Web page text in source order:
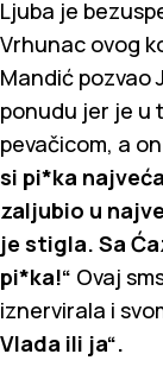
Ljuba je
Vrhunac ovog
Mandić pozvao
ponudu jer je u
pevačicom, a
si pi*ka
zaljubio u
je stigla. Sa
pi*ka!“ Ovaj
iznervirala i
Vlada ili ja“.